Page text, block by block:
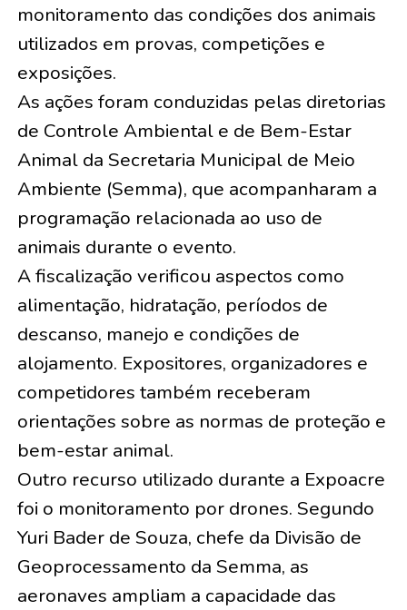
monitoramento das condições dos animais
utilizados em provas, competições e
exposições.
As ações foram conduzidas pelas diretorias
de Controle Ambiental e de Bem-Estar
Animal da Secretaria Municipal de Meio
Ambiente (Semma), que acompanharam a
programação relacionada ao uso de
animais durante o evento.
A fiscalização verificou aspectos como
alimentação, hidratação, períodos de
descanso, manejo e condições de
alojamento. Expositores, organizadores e
competidores também receberam
orientações sobre as normas de proteção e
bem-estar animal.
Outro recurso utilizado durante a Expoacre
foi o monitoramento por drones. Segundo
Yuri Bader de Souza, chefe da Divisão de
Geoprocessamento da Semma, as
aeronaves ampliam a capacidade das